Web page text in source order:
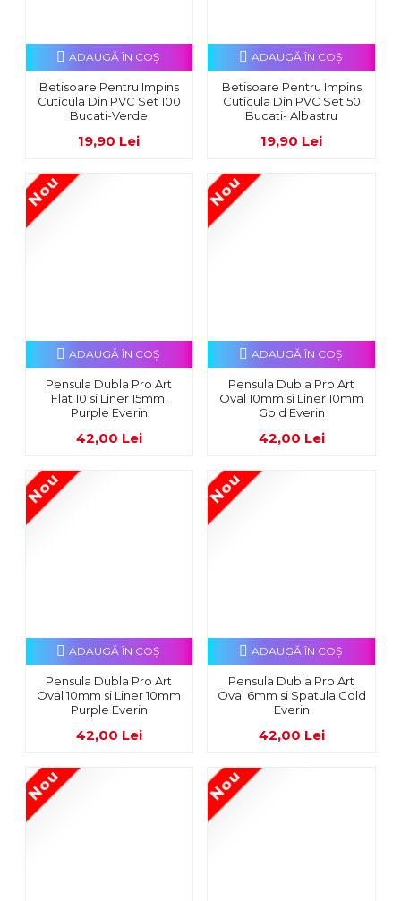
Betisoare Pentru Impins
Cuticula Din PVC Set 100
Bucati-Verde
19,90 Lei
ADAUGĂ ÎN COŞ
Betisoare Pentru Impins
Cuticula Din PVC Set 50
Bucati- Albastru
19,90 Lei
ADAUGĂ ÎN COŞ
Nou
Pensula Dubla Pro Art
Flat 10 si Liner 15mm.
Purple Everin
42,00 Lei
ADAUGĂ ÎN COŞ
Nou
Pensula Dubla Pro Art
Oval 10mm si Liner 10mm
Gold Everin
42,00 Lei
ADAUGĂ ÎN COŞ
Nou
Pensula Dubla Pro Art
Oval 10mm si Liner 10mm
Purple Everin
42,00 Lei
ADAUGĂ ÎN COŞ
Nou
Pensula Dubla Pro Art
Oval 6mm si Spatula Gold
Everin
42,00 Lei
ADAUGĂ ÎN COŞ
Nou Nou